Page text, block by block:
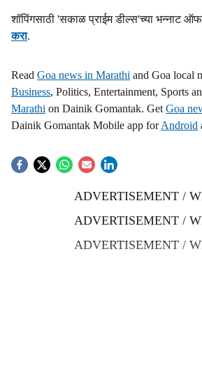
शॉपिंगसाठी 'सकाळ प्राईम डील्स'च्या भन्नाट
करा.
Read Goa news in Marathi and Goa local
Business, Politics, Entertainment, Sports
Marathi on Dainik Gomantak. Get Goa
Dainik Gomantak Mobile app forAndroid
ADVERTISEMENT /
ADVERTISEMENT /
ADVERTISEMENT /